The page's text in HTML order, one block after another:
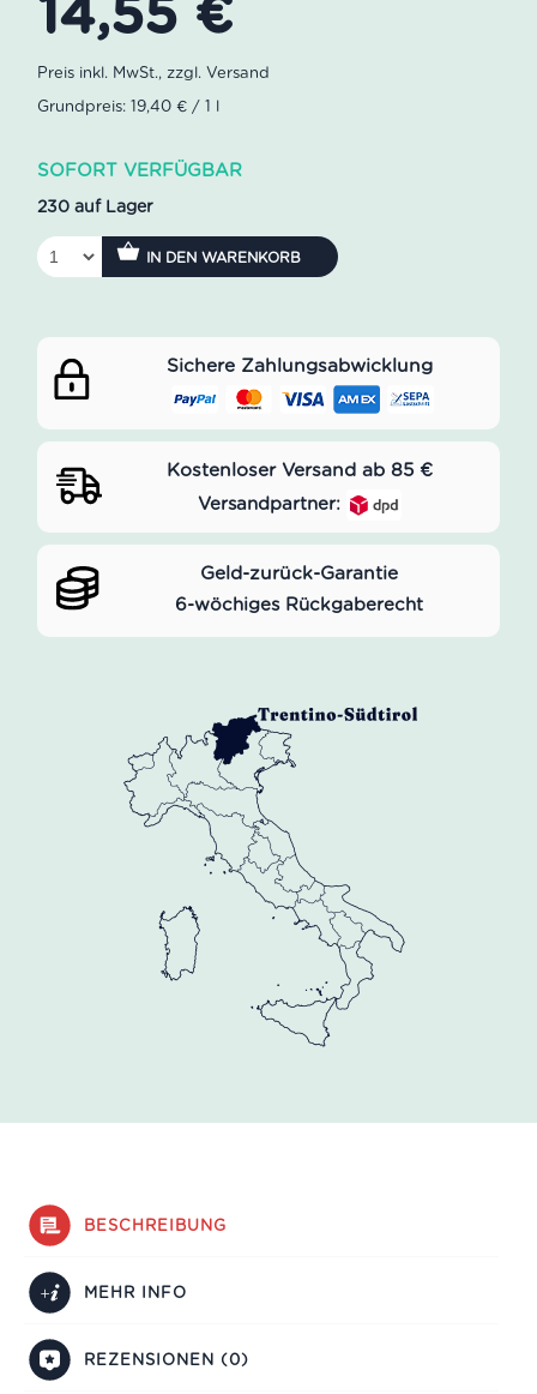
14,55 €
Grundpreis: 19,40 € / 1 l
SOFORT VERFÜGBAR
230 auf Lager
IN DEN WARENKORB
Sichere Zahlungsabwicklung
Kostenloser Versand ab 85 €
Versandpartner:
Geld-zurück-Garantie
6-wöchiges Rückgaberecht
BESCHREIBUNG
MEHR INFO
REZENSIONEN (0)